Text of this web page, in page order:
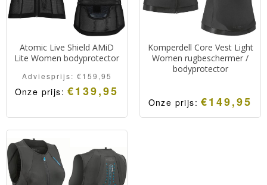
Atomic Live Shield AMiD
Lite Women bodyprotector
Adviesprijs: €159,95
Onze prijs:€139,95
Komperdell Core Vest Light
Women rugbeschermer /
bodyprotector
Onze prijs:€149,95